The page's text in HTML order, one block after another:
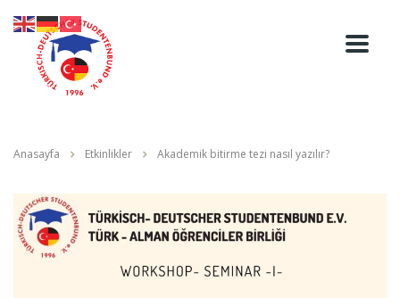
Anasayfa Etkinlikler Akademik bitirme tezi nasıl yazılır?